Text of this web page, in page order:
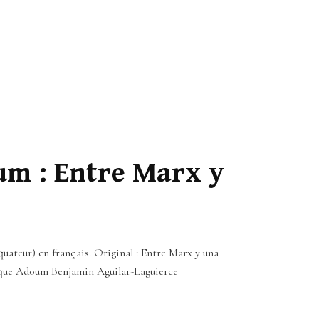
: Entre Marx y
en français. Original : Entre Marx y una
Adoum Benjamin Aguilar-Laguierce